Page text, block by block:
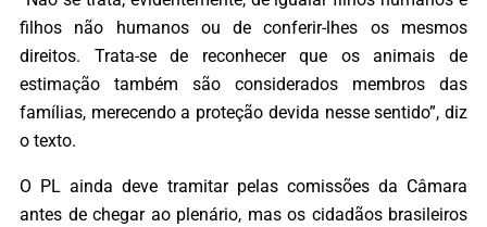
filhos não humanos ou de conferir-lhes os mesmos
direitos. Trata-se de reconhecer que os animais de
estimação também são considerados membros das
famílias, merecendo a proteção devida nesse sentido”, diz
o texto.
O PL ainda deve tramitar pelas comissões da Câmara
antes de chegar ao plenário, mas os cidadãos brasileiros